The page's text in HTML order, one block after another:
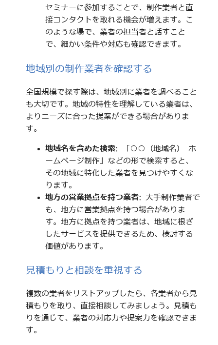
セミナーに参加することで、制作業者と直
接コンタクトを取れる機会が増えます。こ
のような場で、業者の担当者と話すこと
で、細かい条件や対応も確認できます。
地域別の制作業者を確認する
全国規模で探す際は、地域別に業者を調べること
も大切です。地域の特性を理解している業者は、
よりニーズに合った提案ができる場合がありま
す。
地域名を含めた検索: 「○○（地域名） ホ
ームページ制作」などの形で検索すると、
その地域に特化した業者を見つけやすくな
ります。
地方の営業拠点を持つ業者: 大手制作業者で
も、地方に営業拠点を持つ場合がありま
す。地方に拠点を持つ業者は、地域に根ざ
したサービスを提供できるため、検討する
価値があります。
見積もりと相談を重視する
複数の業者をリストアップしたら、各業者から見
積もりを取り、直接相談してみましょう。見積も
りを通じて、業者の対応力や提案力を確認できま
す。